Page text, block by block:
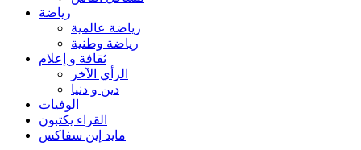
رياضة
رياضة عالمية
رياضة وطنية
ثقافة و إعلام
الرأي الآخر
دين و دنيا
الوفيات
القراء يكتبون
مايد إين سفاكس